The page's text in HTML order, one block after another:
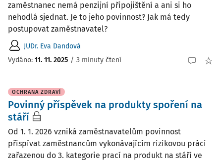
zaměstnanec nemá penzijní připojištění a ani si ho
nehodlá sjednat. Je to jeho povinnost? Jak má tedy
postupovat zaměstnavatel?
JUDr. Eva Dandová
Vydáno: 11. 11. 2025 / 3 minuty čtení
OCHRANA ZDRAVÍ
Povinný příspěvek na produkty spoření na
stáří
Od 1. 1. 2026 vzniká zaměstnavatelům povinnost
přispívat zaměstnancům vykonávajícím rizikovou práci
zařazenou do 3. kategorie prací na produkt na stáří ve